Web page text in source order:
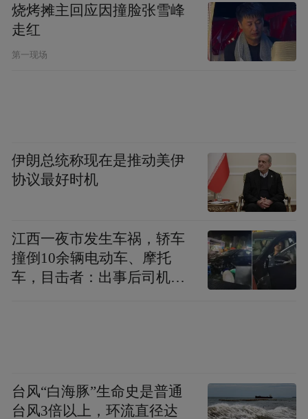
达成在NBA效力10年的条件，从而签下5年约
4.18亿的超级顶薪合同。
烧烤摊主回应因撞脸张雪峰
走红
第一现场
伊朗总统称现在是推动美伊
协议最好时机
江西一夜市发生车祸，轿车
撞倒10余辆电动车、摩托
车，目击者：出事后司机一
台风“白海豚”生命史是普通
台风3倍以上，环流直径达